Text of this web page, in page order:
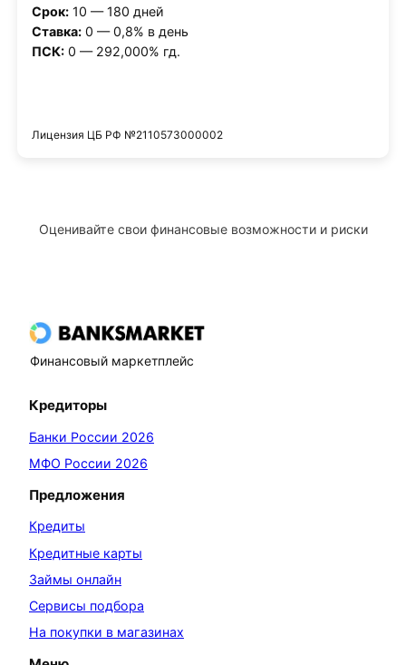
Срок:10 — 180 дней
Ставка:0 — 0,8% в день
ПСК:0 — 292,000% гд.
Лицензия ЦБ РФ №2110573000002
Оценивайте свои финансовые возможности и риски
Финансовый маркетплейс
Кредиторы
Банки России 2026
МФО России 2026
Предложения
Кредиты
Кредитные карты
Займы онлайн
Сервисы подбора
На покупки в магазинах